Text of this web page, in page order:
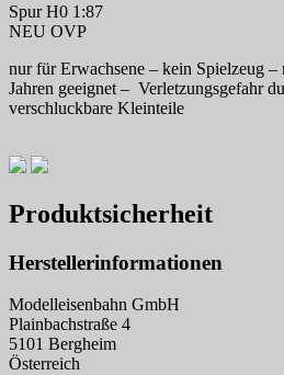
Spur H0 1:87
NEU OVP
nur für Erwachsene – kein Spielzeug
Jahren geeignet – Verletzungsgefahr
verschluckbare Kleinteile
Produktsicherheit
Herstellerinformationen
Modelleisenbahn GmbH
Plainbachstraße 4
5101 Bergheim
Österreich